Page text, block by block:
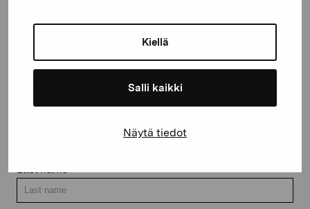
Kiellä
Salli kaikki
Näytä tiedot
Stay up-to-date on our
exhibitions and events